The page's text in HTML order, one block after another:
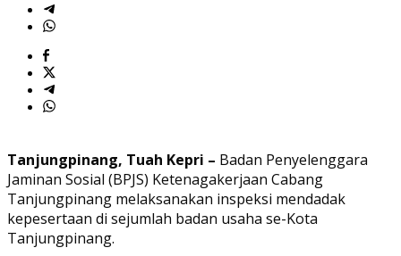
Tanjungpinang, Tuah Kepri – Badan Penyelenggara
Jaminan Sosial (BPJS) Ketenagakerjaan Cabang
Tanjungpinang melaksanakan inspeksi mendadak
kepesertaan di sejumlah badan usaha se-Kota
Tanjungpinang.